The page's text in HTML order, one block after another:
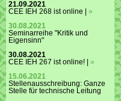
21.09.2021
CEE IEH 268 ist online | »
30.08.2021
Seminarreihe "Kritik und
Eigensinn"
30.08.2021
CEE IEH 267 ist online! | »
15.06.2021
Stellenausschreibung: Ganze
Stelle für technische Leitung